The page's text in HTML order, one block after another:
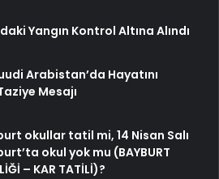
Yangın Kontrol Altına Alındı
Arabistan’da Hayatını
Mesajı
okullar tatil mi, 14 Nisan Salı
okul yok mu (BAYBURT
– KAR TATİLİ)?